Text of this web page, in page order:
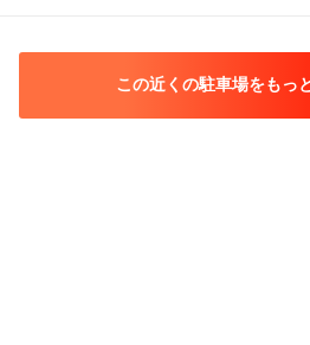
この近くの駐車場をもっ